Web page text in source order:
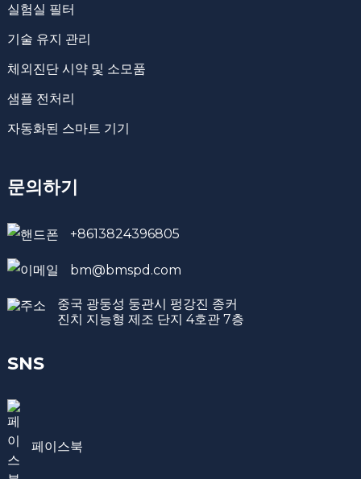
실험실 필터
기술 유지 관리
체외진단 시약 및 소모품
샘플 전처리
자동화된 스마트 기기
문의하기
+8613824396805
bm@bmspd.com
중국 광둥성 둥관시 펑강진 종커
진치 지능형 제조 단지 4호관 7층
SNS
페이스북